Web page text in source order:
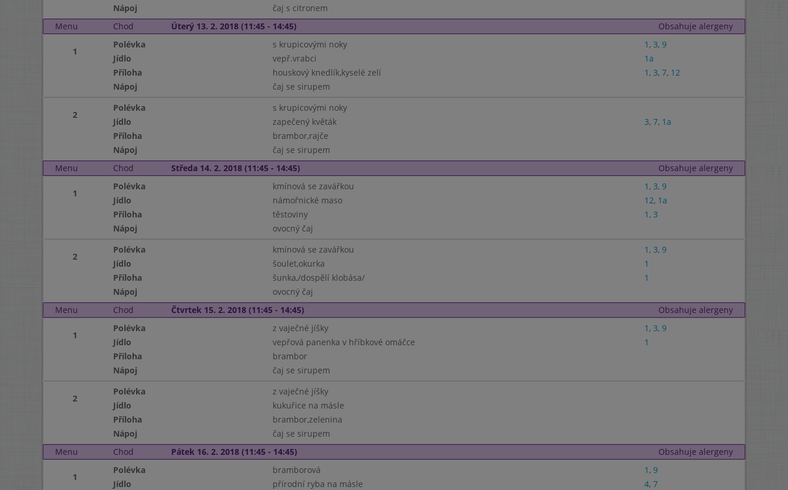
Nápoj
čaj s citronem
Menu
Chod Úterý 13. 2. 2018 (11:45 - 14:45) Obsahuje alergeny
1
Polévka s krupicovými noky 1 , 3, 9
Jídlo
vepř.vrabci
1a
Příloha
houskový knedlík,kyselé zelí 1 , 3, 7, 12
Nápoj
čaj se sirupem
2
Polévka
s krupicovými noky
Jídlo
zapečený květák 3, 7, 1a
Příloha
brambor,rajče
Nápoj
čaj se sirupem
Menu
Chod Středa 14. 2. 2018 (11:45 - 14:45) Obsahuje alergeny
1
Polévka kmínová se zavářkou 1 , 3, 9
Jídlo
námořnické maso 12, 1a
Příloha
těstoviny 1 , 3
Nápoj
ovocný čaj
2
Polévka kmínová se zavářkou 1 , 3, 9
Jídlo
šoulet,okurka
1
Příloha
šunka,/dospělí klobása/
1
Nápoj
ovocný čaj
Menu
Chod Čtvrtek 15. 2. 2018 (11:45 - 14:45) Obsahuje alergeny
1
Polévka z vaječné jíšky 1 , 3, 9
Jídlo
vepřová panenka v hříbkové omáčce
1
Příloha
brambor
Nápoj
čaj se sirupem
2
Polévka
z vaječné jíšky
Jídlo
kukuřice na másle
Příloha
brambor,zelenina
Nápoj
čaj se sirupem
Menu
Chod Pátek 16. 2. 2018 (11:45 - 14:45) Obsahuje alergeny
1
Polévka bramborová 1 , 9
Jídlo
přírodní ryba na másle 4, 7